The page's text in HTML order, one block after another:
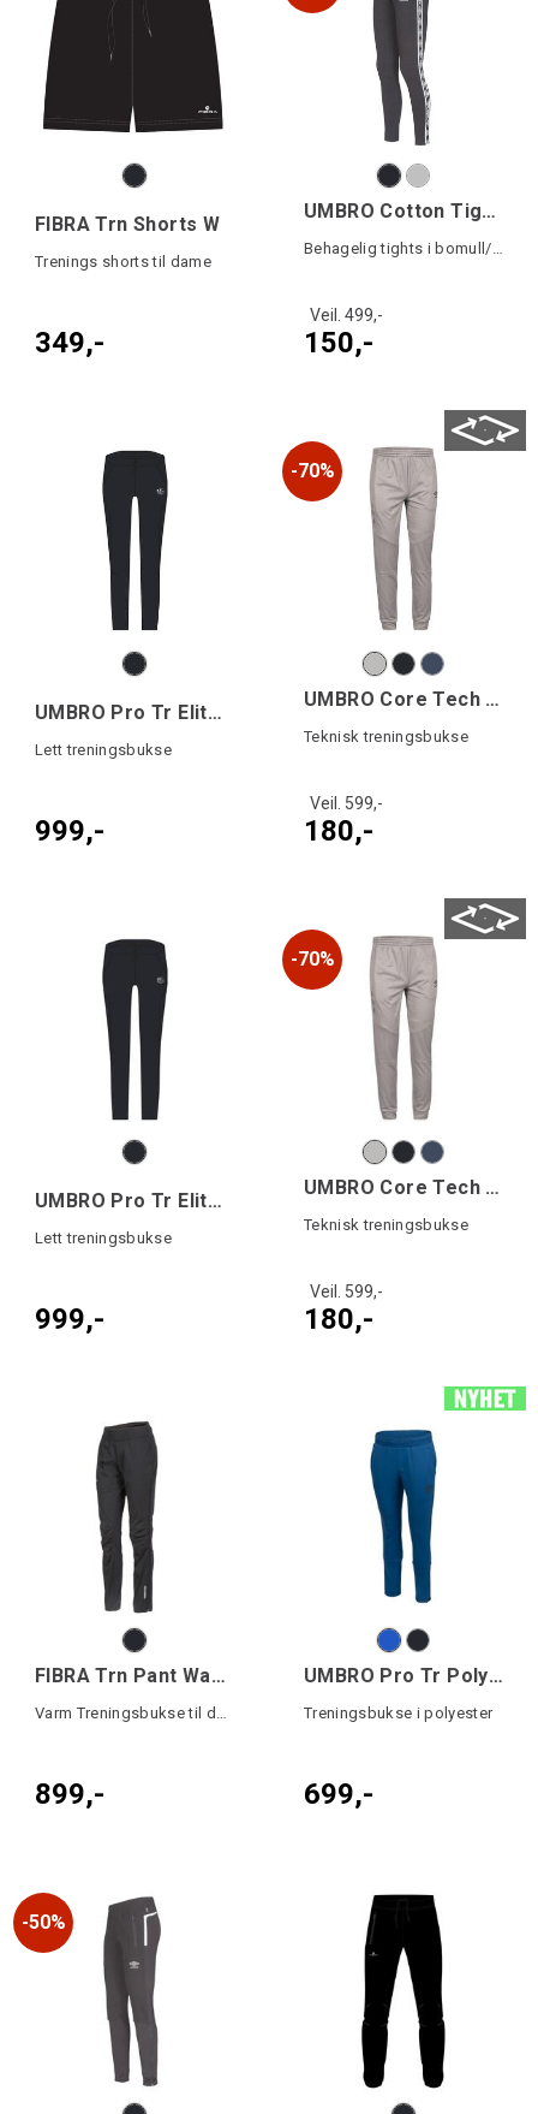
FIBRA Trn Shorts W
Trenings shorts til dame
349,-
UMBRO Cotton Tights W
Veil. 499,-
150,-
UMBRO Pro Tr Elite Hybrid Pant
Lett treningsbukse
999,-
70%
UMBRO Core Tech Pant
Teknisk treningsbukse
Veil. 599,-
180,-
UMBRO Pro Tr Elite Hybrid Pant
Lett treningsbukse
999,-
70%
UMBRO Core Tech Pant
Teknisk treningsbukse
Veil. 599,-
180,-
FIBRA Trn Pant Warm W
899,-
UMBRO Pro Tr Poly Pant
Treningsbukse i polyester
699,-
50%